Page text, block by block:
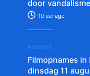
door vandalisme
10 uur ago
NIEUWS
Filmopnames in
dinsdag 11